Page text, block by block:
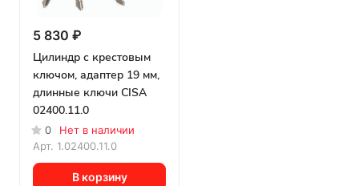
5 830 ₽
Цилиндр с крестовым
ключом, адаптер 19 мм,
длинные ключи CISA
02400.11.0
0
Нет в наличии
Арт. 1.02400.11.0
В корзину